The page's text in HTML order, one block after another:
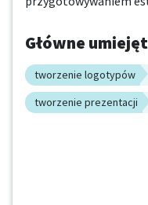
Główne
tworzenie logotypów
tworzenie prezentacji